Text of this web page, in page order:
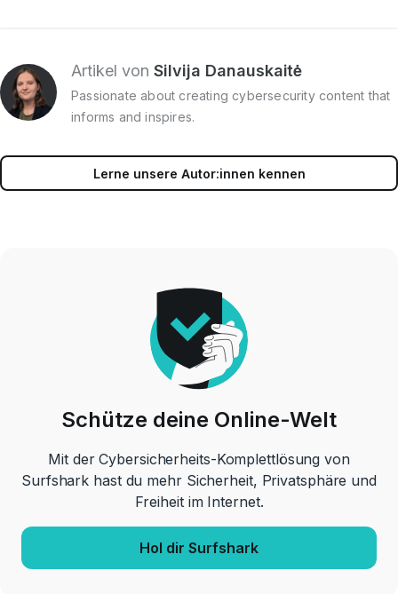
Artikel von Silvija Danauskaitė
Passionate about creating cybersecurity content that
informs and inspires.
Lerne unsere Autor:innen kennen
Schütze deine Online-Welt
Mit der Cybersicherheits-Komplettlösung von
Surfshark hast du mehr Sicherheit, Privatsphäre und
Freiheit im Internet.
Hol dir Surfshark